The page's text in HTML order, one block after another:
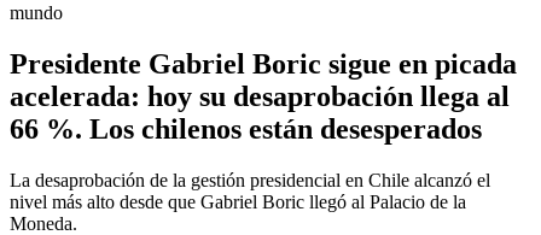
mundo
Presidente Gabriel Boric sigue en picada
acelerada: hoy su desaprobación llega al
66 %. Los chilenos están desesperados
La desaprobación de la gestión presidencial en Chile alcanzó el
nivel más alto desde que Gabriel Boric llegó al Palacio de la
Moneda.